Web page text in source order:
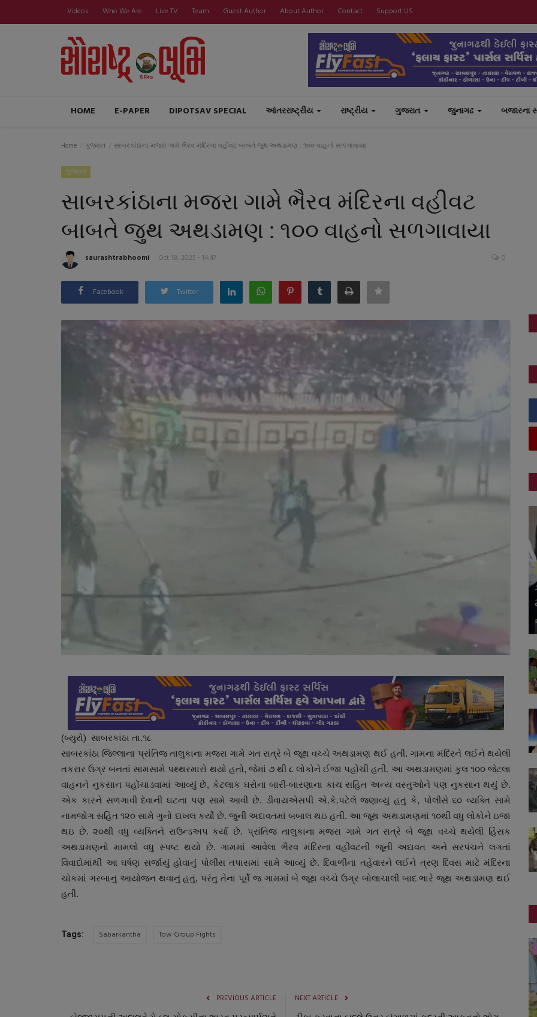
Videos Who We Are Live TV Team Guest Author About Author Contact Support US
HOME E-PAPER DIPOTSAV SPECIAL આંતરરાષ્ટ્રીય રાષ્ટ્રીય ગુજરાત જુનાગઢ બજારના
Home ગુજરાત સાબરકાંઠાના મજરા ગામે ભૈરવ મંદિરના વહીવટ બાબતે જુથ અથડામણ : ૧૦૦ વાહનો સળગાવાયા
ગુજરાત
સાબરકાંઠાના મજરા ગામે ભૈરવ મંદિરના વહીવટ
બાબતે જુથ અથડામણ : ૧૦૦ વાહનો સળગાવાયા
saurashtrabhoomi Oct 18, 2025 - 14:47 0
Facebook Twitter
(બ્યુરો) સાબરકાંઠા તા.૧૮
સાબરકાંઠા જિલ્લાના પ્રાંતિજ તાલુકાના મજરા ગામે ગત રાત્રે બે જૂથ વચ્ચે અથડામણ થઈ હતી. ગામના મંદિરને લઈને થયેલી
તકરાર ઉગ્ર બનતાં સામસામે પથ્થરમારો થયો હતો, જેમાં ૭ થી ૮ લોકોને ઈજા પહોંચી હતી. આ અથડામણમાં કુલ ૧૦૦ જેટલા
વાહનને નુકસાન પહોંચાડવામાં આવ્યું છે, કેટલાક ઘરોના બારી-બારણાના કાચ સહિત અન્ય વસ્તુઓને પણ નુકસાન થયું છે.
એક કારને સળગાવી દેવાની ઘટના પણ સામે આવી છે. ડીવાયએસપી એ.કે.પટેલે જણાવ્યું હતું કે, પોલીસે ૬૦ વ્યક્તિ સામે
નામજોગ સહિત ૧૨૦ સામે ગુનો દાખલ કર્યો છે. જુની અદાવતમાં બબાલ થઇ હતી. આ જૂથ અથડામણમાં ૧૦થી વધુ લોકોને ઇજા
થઇ છે. ૨૦થી વધુ વ્યક્તિને રાઉન્ડઅપ કર્યા છે. પ્રાંતિજ તાલુકાના મજરા ગામે ગત રાત્રે બે જૂથ વચ્ચે થયેલી હિંસક
અથડામણનો મામલો વધુ સ્પષ્ટ થયો છે. ગામમાં આવેલા ભૈરવ મંદિરના વહીવટની જૂની અદાવત અને સરપંચને લગતાં
વિવાદોમાંથી આ ઘર્ષણ સર્જાયું હોવાનું પોલીસ તપાસમાં સામે આવ્યું છે. દિવાળીના તહેવારને લઈને ત્રણ દિવસ માટે મંદિરના
ચોકમાં ગરબાનું આયોજન થવાનું હતું, પરંતુ તેના પૂર્વે જ ગામમાં બે જૂથ વચ્ચે ઉગ્ર બોલાચાલી બાદ ભારે જૂથ અથડામણ થઈ
હતી.
Tags: Sabarkantha Tow Group Fights
PREVIOUS ARTICLE NEXT ARTICLE